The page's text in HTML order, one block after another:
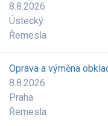
8.8.2026
Ústecký
Řemesla
Oprava a výměna
8.8.2026
Praha
Řemesla